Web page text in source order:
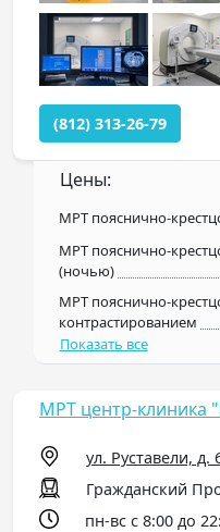
(812) 313-26-79
Цены:
МРТ пояснично-
МРТ пояснично-
(ночью)
МРТ пояснично-
контрастированием
Показать все
МРТ центр-клиника
ул. Руставели, д.
Гражданский
пн-вс с 8:00 до